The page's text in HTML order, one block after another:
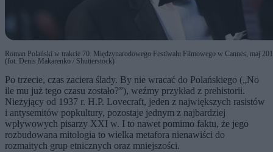
Roman Polański w trakcie 70. Międzynarodowego Festiwalu Filmowego w Cannes, maj
(fot. Denis Makarenko / Shutterstock)
Po trzecie, czas zaciera ślady. By nie wracać do Polańskiego („No
ile mu już tego czasu zostało?”), weźmy przykład z prehistorii.
Nieżyjący od 1937 r. H.P. Lovecraft, jeden z największych rasistów
i antysemitów popkultury, pozostaje jednym z najbardziej
wpływowych pisarzy XXI w. I to nawet pomimo faktu, że jego
rozbudowana mitologia to wielka metafora nienawiści do
rozmaitych grup etnicznych oraz mniejszości.